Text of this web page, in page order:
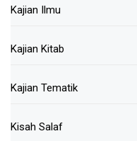
Kajian Ilmu
Kajian Kitab
Kajian Tematik
Kisah Salaf